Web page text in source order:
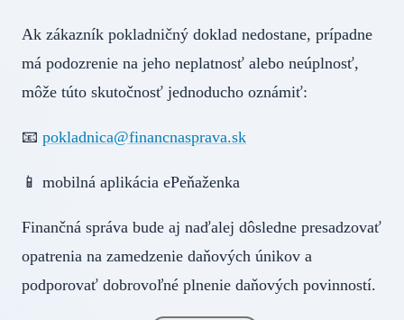
Ak zákazník pokladničný doklad nedostane, prípadne
má podozrenie na jeho neplatnosť alebo neúplnosť,
môže túto skutočnosť jednoducho oznámiť:
📧 pokladnica@financnasprava.sk
📱 mobilná aplikácia ePeňaženka
Finančná správa bude aj naďalej dôsledne presadzovať
opatrenia na zamedzenie daňových únikov a
podporovať dobrovoľné plnenie daňových povinností.